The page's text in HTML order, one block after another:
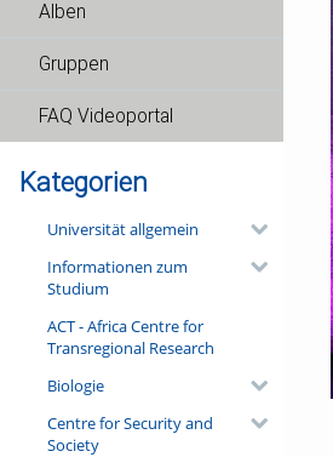
Alben
Gruppen
FAQ Videoportal
Kategorien
Universität allgemein
Informationen zum
Studium
ACT - Africa Centre for
Transregional Research
Biologie
Centre for Security and
Society